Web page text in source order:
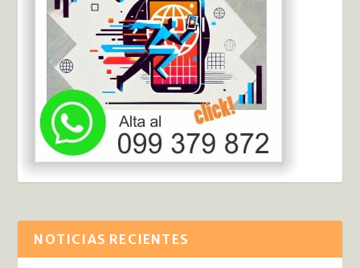
NOTICIAS RECIENTES